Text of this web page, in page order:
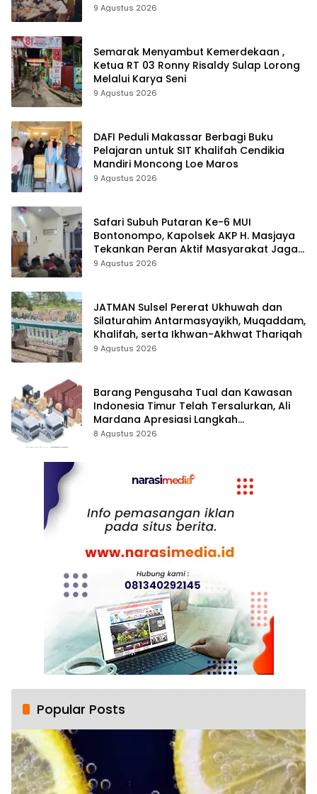
9 Agustus 2026
Semarak Menyambut Kemerdekaan ,
Ketua RT 03 Ronny Risaldy Sulap Lorong
Melalui Karya Seni
9 Agustus 2026
DAFI Peduli Makassar Berbagi Buku
Pelajaran untuk SIT Khalifah Cendikia
Mandiri Moncong Loe Maros
9 Agustus 2026
Safari Subuh Putaran Ke-6 MUI
Bontonompo, Kapolsek AKP H. Masjaya
Tekankan Peran Aktif Masyarakat Jaga
Kamtibmas
9 Agustus 2026
JATMAN Sulsel Pererat Ukhuwah dan
Silaturahim Antarmasyayikh, Muqaddam,
Khalifah, serta Ikhwan-Akhwat Thariqah
9 Agustus 2026
Barang Pengusaha Tual dan Kawasan
Indonesia Timur Telah Tersalurkan, Ali
Mardana Apresiasi Langkah
Penyelesaian PT Afid Logistik dan PT
8 Agustus 2026
Popular Posts